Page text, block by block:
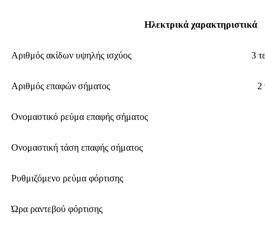
Ηλεκτρικά χαρακτηριστικά
Αριθμός ακίδων υψηλής ισχύος 3
Αριθμός επαφών σήματος 2
Ονομαστικό ρεύμα επαφής σήματος
Ονομαστική τάση επαφής σήματος
Ρυθμιζόμενο ρεύμα φόρτισης
Ώρα ραντεβού φόρτισης